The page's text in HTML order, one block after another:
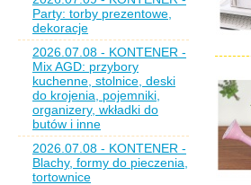
Party: torby prezentowe,
dekoracje
2026.07.08 - KONTENER -
Mix AGD: przybory
kuchenne, stolnice, deski
do krojenia, pojemniki,
organizery, wkładki do
butów i inne
2026.07.08 - KONTENER -
Blachy, formy do pieczenia,
tortownice